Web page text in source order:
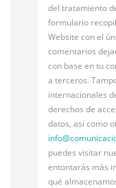
del tratamiento
formulario
Website con el
comentarios
con base en tu
a terceros.
internacionales
derechos de
datos, así como
info@
puedes visitar
entontarás más
qué